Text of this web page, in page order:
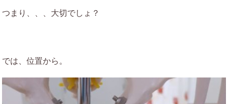
つまり、、、大切でしょ？
では、位置から。